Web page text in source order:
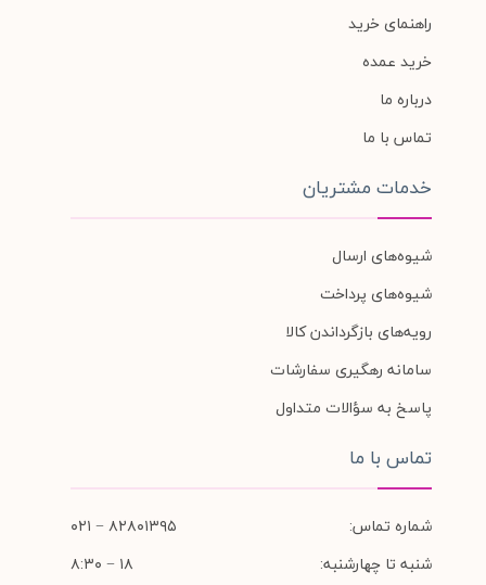
راهنمای خرید
خرید عمده
درباره ما
تماس با ما
خدمات مشتریان
شیوه‌های ارسال
شیوه‌های پرداخت
رویه‌های بازگرداندن کالا
سامانه رهگیری سفارشات
پاسخ به سؤالات متداول
تماس با ما
شماره تماس:
۸۲۸۰۱۳۹۵ − ۰۲۱
شنبه تا چهارشنبه:
۱۸ − ۸:۳۰